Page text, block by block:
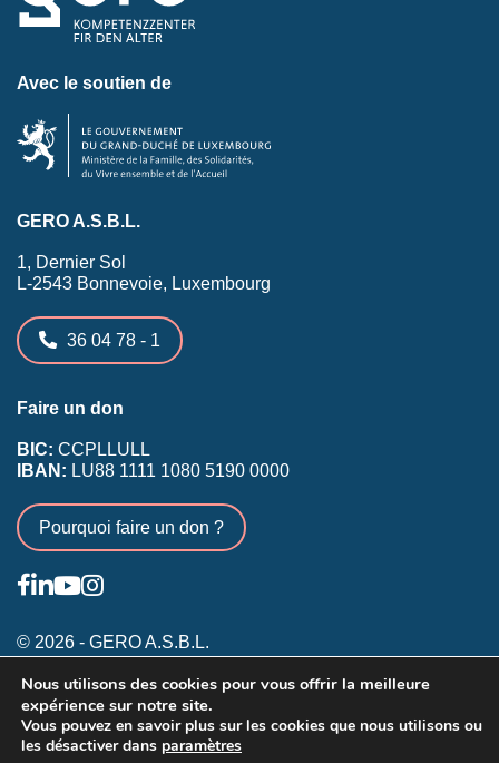
Avec le soutien de
GERO A.S.B.L.
1, Dernier Sol
L-2543 Bonnevoie, Luxembourg
36 04 78 - 1
Faire un don
BIC: CCPLLULL
IBAN: LU88 1111 1080 5190 0000
Pourquoi faire un don ?
© 2026 - GERO A.S.B.L.
Conditions générales
Inscription membres existants
Annonceurs
Nous utilisons des cookies pour vous offrir la meilleure
expérience sur notre site.
Vous pouvez en savoir plus sur les cookies que nous utilisons ou
les désactiver dans paramètres